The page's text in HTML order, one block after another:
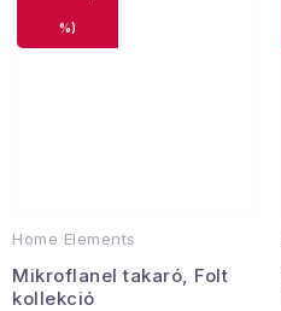
Home Elements
Mikroflanel takaró, Folt
kollekció
%)